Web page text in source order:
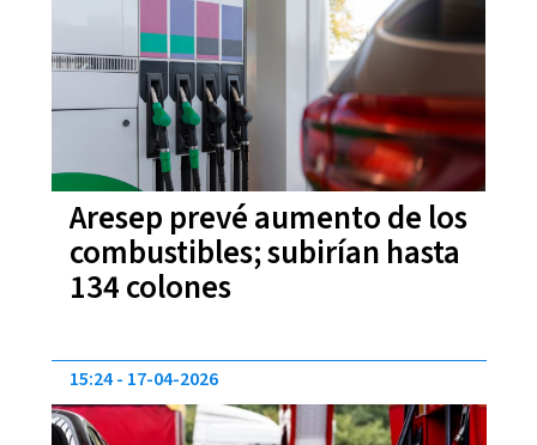
Aresep prevé aumento de los
combustibles; subirían hasta
134 colones
15:24 17-04-2026